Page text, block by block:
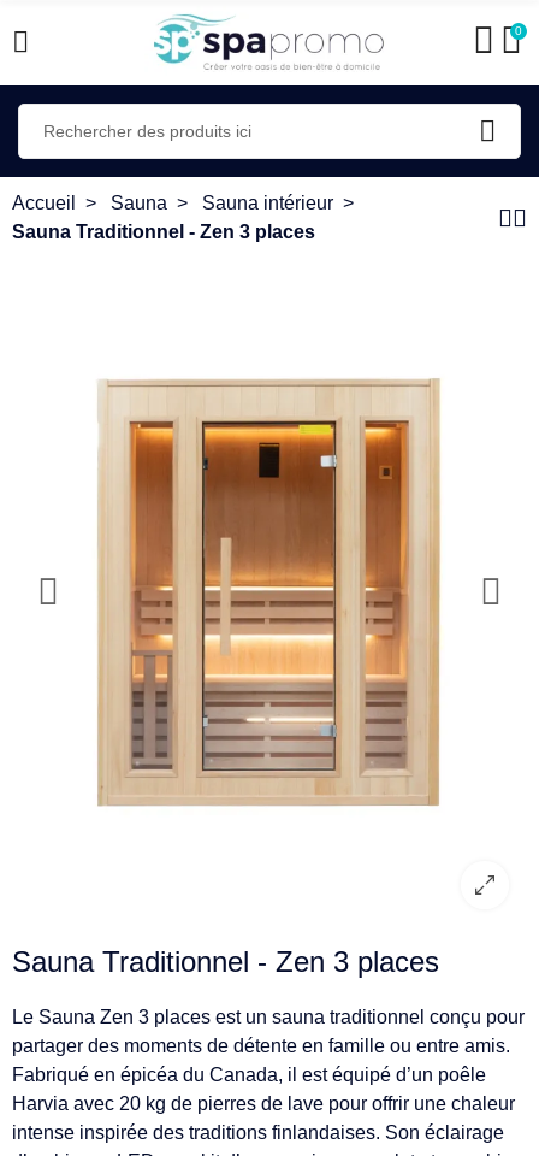
0
Accueil Sauna
Sauna intérieur
Sauna Traditionnel - Zen 3 places
Sauna Traditionnel - Zen 3 places
Le Sauna Zen 3 places est un sauna traditionnel conçu pour
partager des moments de détente en famille ou entre amis.
Fabriqué en épicéa du Canada, il est équipé d’un poêle
Harvia avec 20 kg de pierres de lave pour offrir une chaleur
intense inspirée des traditions finlandaises. Son éclairage